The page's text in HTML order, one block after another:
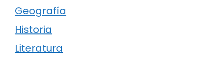
Geografía
Historia
Literatura